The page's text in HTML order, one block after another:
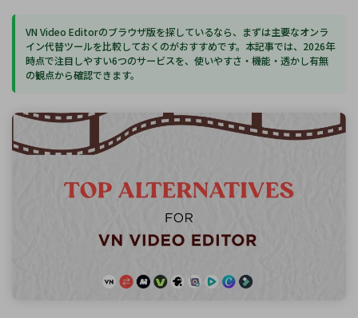
VN Video Editorのブラウザ版を探しているなら、まずは主要なオンラ
イン代替ツールを比較しておくのがおすすめです。本記事では、2026年
時点で注目しやすい6つのサービスを、使いやすさ・機能・透かし有無
の観点から確認できます。